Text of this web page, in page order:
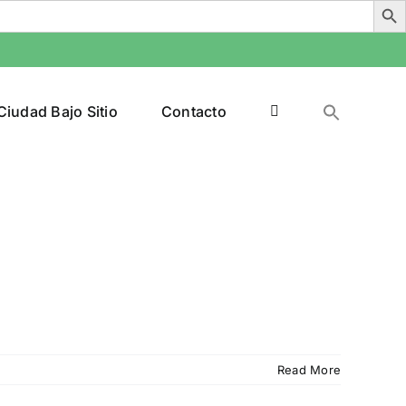
Bajo Sitio Contacto
Read More